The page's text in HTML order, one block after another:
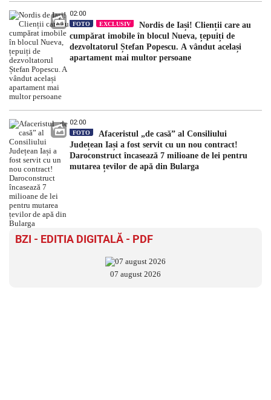
02:00
FOTO EXCLUSIV
Nordis de Iași! Clienții care au
cumpărat imobile în blocul Nueva, țepuiți de
dezvoltatorul Ștefan Popescu. A vândut același
apartament mai multor persoane
02:00
FOTO
Afaceristul „de casă” al Consiliului
Județean Iași a fost servit cu un nou contract!
Daroconstruct încasează 7 milioane de lei pentru
mutarea țevilor de apă din Bularga
BZI - EDITIA DIGITALĂ - PDF
07 august 2026